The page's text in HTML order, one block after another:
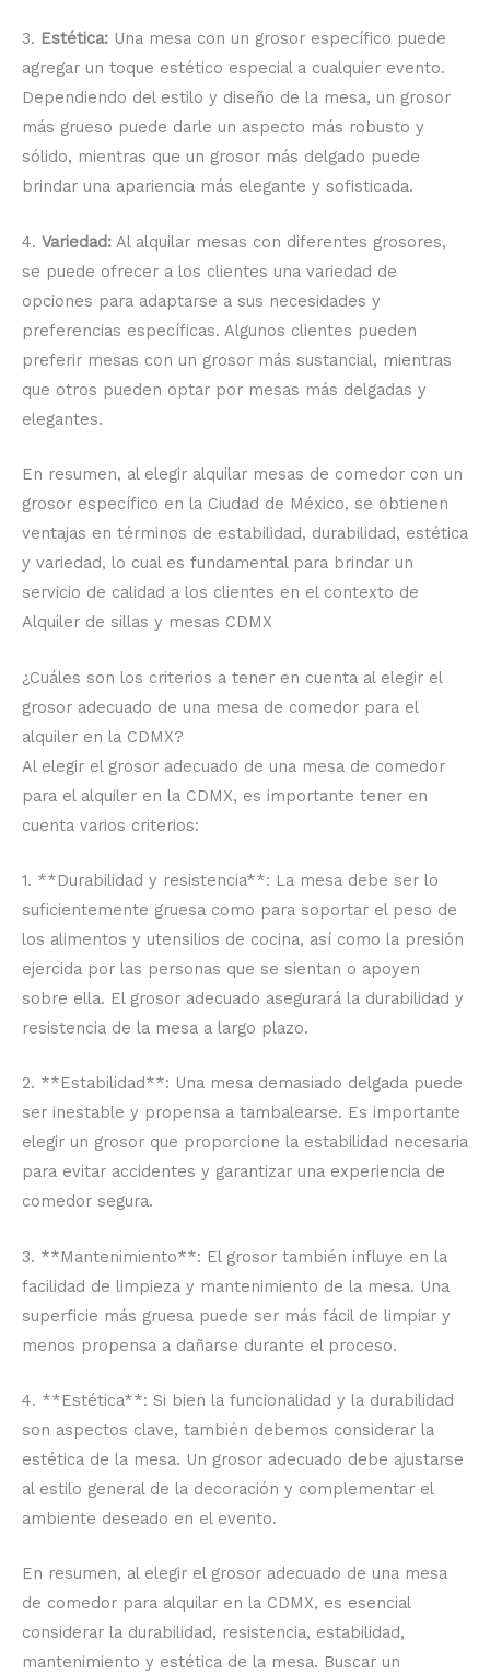
3. Estética: Una mesa con un grosor específico puede
agregar un toque estético especial a cualquier evento.
Dependiendo del estilo y diseño de la mesa, un grosor
más grueso puede darle un aspecto más robusto y
sólido, mientras que un grosor más delgado puede
brindar una apariencia más elegante y sofisticada.
4. Variedad: Al alquilar mesas con diferentes grosores,
se puede ofrecer a los clientes una variedad de
opciones para adaptarse a sus necesidades y
preferencias específicas. Algunos clientes pueden
preferir mesas con un grosor más sustancial, mientras
que otros pueden optar por mesas más delgadas y
elegantes.
En resumen, al elegir alquilar mesas de comedor con un
grosor específico en la Ciudad de México, se obtienen
ventajas en términos de estabilidad, durabilidad, estética
y variedad, lo cual es fundamental para brindar un
servicio de calidad a los clientes en el contexto de
Alquiler de sillas y mesas CDMX
¿Cuáles son los criterios a tener en cuenta al elegir el
grosor adecuado de una mesa de comedor para el
alquiler en la CDMX?
Al elegir el grosor adecuado de una mesa de comedor
para el alquiler en la CDMX, es importante tener en
cuenta varios criterios:
1. **Durabilidad y resistencia**: La mesa debe ser lo
suficientemente gruesa como para soportar el peso de
los alimentos y utensilios de cocina, así como la presión
ejercida por las personas que se sientan o apoyen
sobre ella. El grosor adecuado asegurará la durabilidad y
resistencia de la mesa a largo plazo.
2. **Estabilidad**: Una mesa demasiado delgada puede
ser inestable y propensa a tambalearse. Es importante
elegir un grosor que proporcione la estabilidad necesaria
para evitar accidentes y garantizar una experiencia de
comedor segura.
3. **Mantenimiento**: El grosor también influye en la
facilidad de limpieza y mantenimiento de la mesa. Una
superficie más gruesa puede ser más fácil de limpiar y
menos propensa a dañarse durante el proceso.
4. **Estética**: Si bien la funcionalidad y la durabilidad
son aspectos clave, también debemos considerar la
estética de la mesa. Un grosor adecuado debe ajustarse
al estilo general de la decoración y complementar el
ambiente deseado en el evento.
En resumen, al elegir el grosor adecuado de una mesa
de comedor para alquilar en la CDMX, es esencial
considerar la durabilidad, resistencia, estabilidad,
mantenimiento y estética de la mesa. Buscar un